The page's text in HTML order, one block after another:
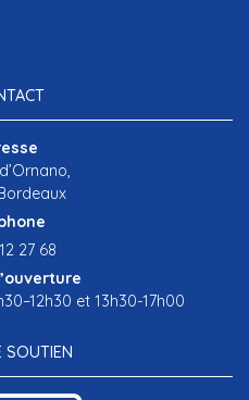
27 68
et 13h30-17h00
SOUTIEN